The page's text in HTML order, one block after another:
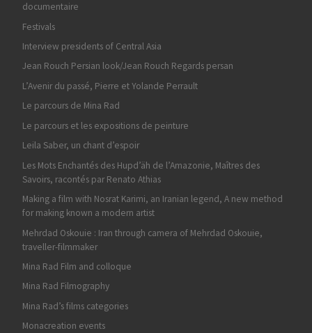
documentaire
Festivals
Interview presidents of Central Asia
Jean Rouch Persian look/Jean Rouch Regards persan
L’Avenir du passé, Pierre et Yolande Perrault
Le parcours de Mina Rad
Le parcours et les expositions de peinture
Leila Saber, un chant d’espoir
Les Mots Enchantés des Hupd’äh de l’Amazonie, Maîtres des
Savoirs, racontés par Renato Athias
Making a film with Nosrat Karimi, an Iranian legend, A new method
for making known a modern artist
Mehrdad Oskouie : Iran through camera of Mehrdad Oskouie,
traveller-filmmaker
Mina Rad Film and colloque
Mina Rad Filmography
Mina Rad’s films categories
Monacreation events